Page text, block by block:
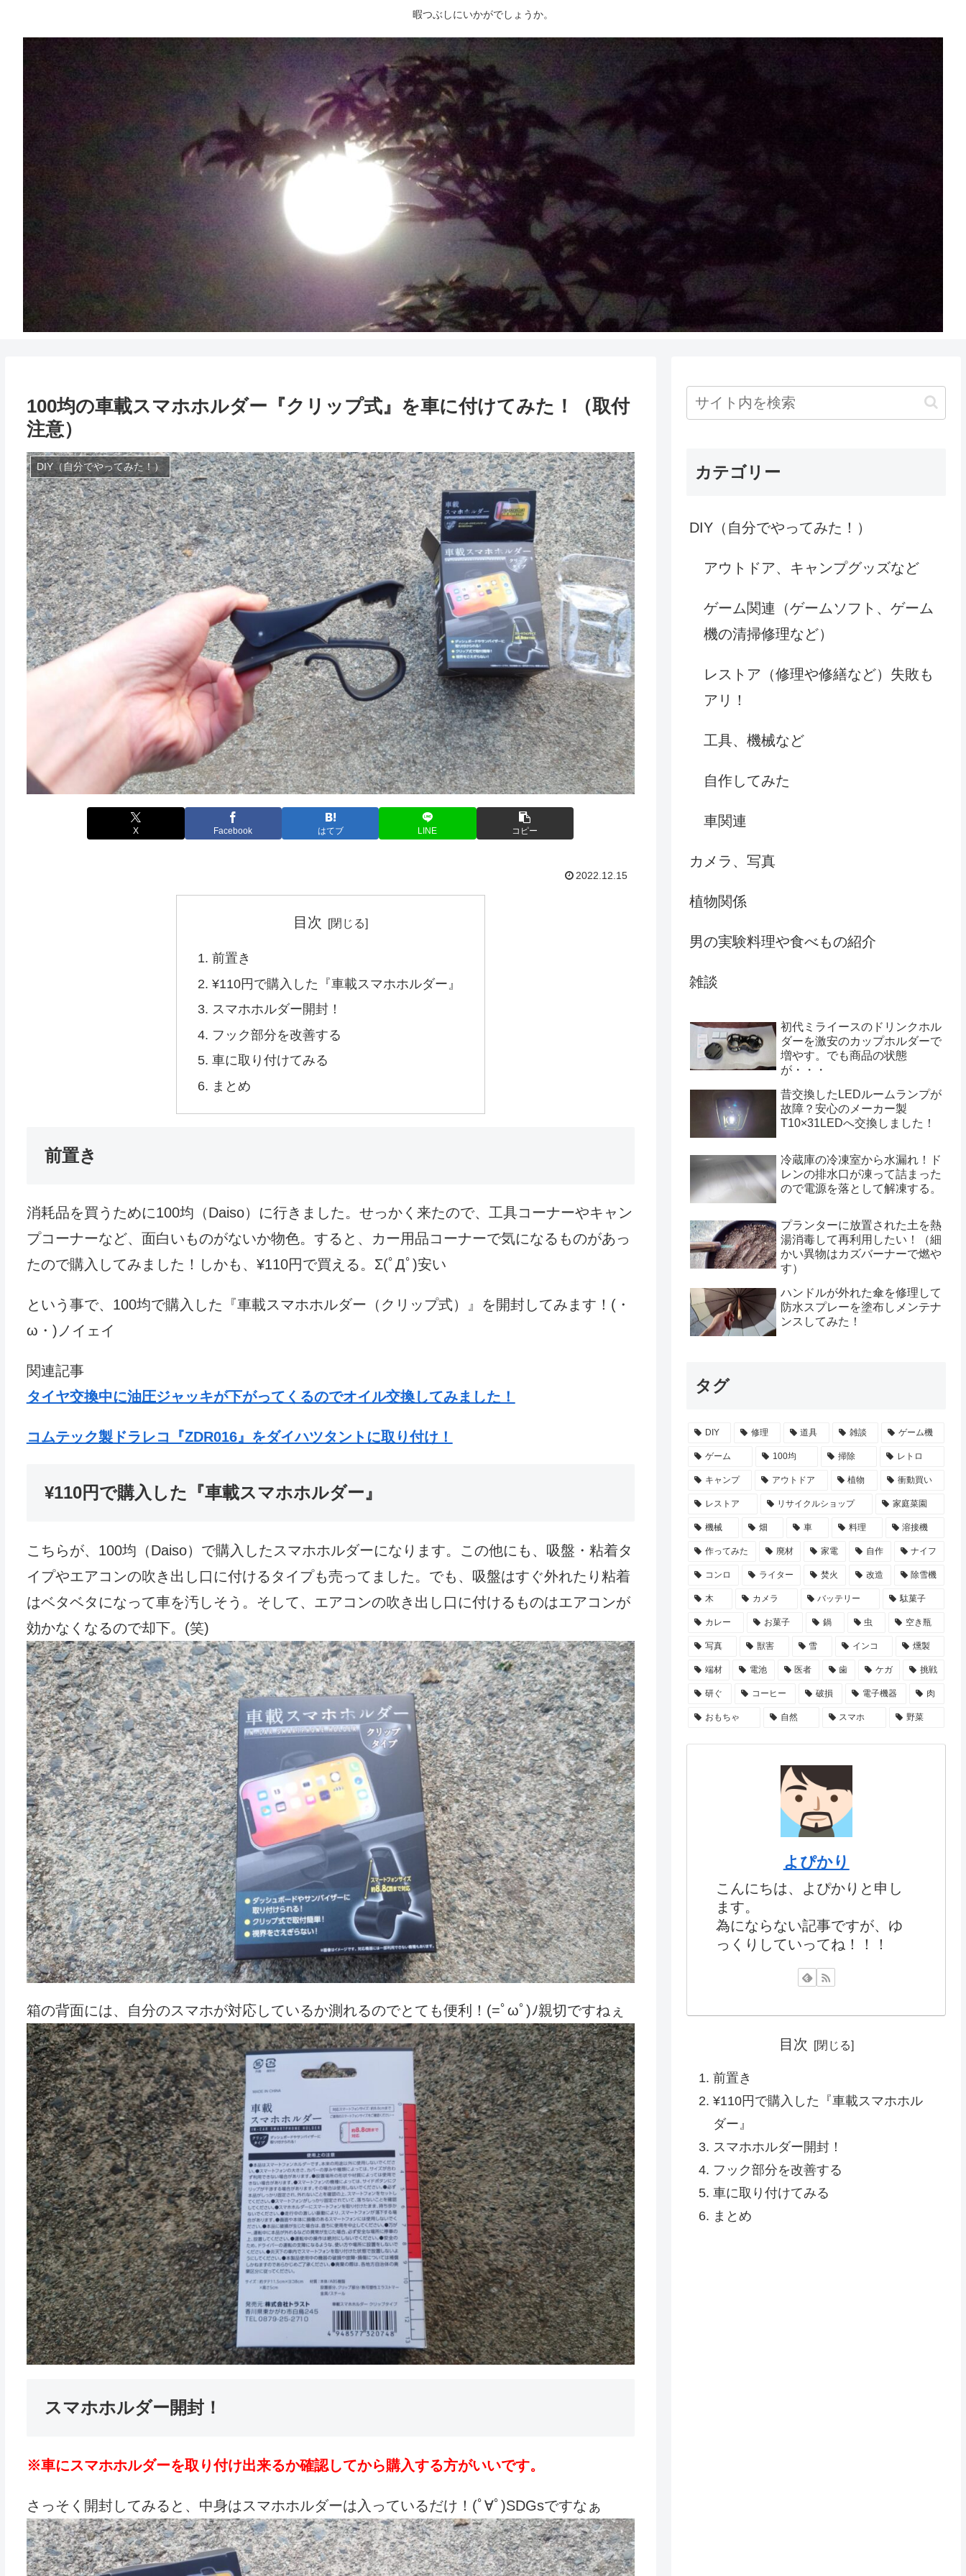
暇つぶしにいかがでしょうか。
100均の車載スマホホルダー『クリップ式』を車に付けてみた！（取付
注意）
DIY（自分でやってみた！）
X Facebook はてブ LINE コピー
2022.12.15
目次
前置き
¥110円で購入した『車載スマホホルダー』
スマホホルダー開封！
フック部分を改善する
車に取り付けてみる
まとめ
前置き
消耗品を買うために100均（Daiso）に行きました。せっかく来たので、工具コーナーやキャン
プコーナーなど、面白いものがないか物色。すると、カー用品コーナーで気になるものがあっ
たので購入してみました！しかも、¥110円で買える。Σ(ﾟДﾟ)安い
という事で、100均で購入した『車載スマホホルダー（クリップ式）』を開封してみます！(・
ω・)ノイェイ
関連記事
タイヤ交換中に油圧ジャッキが下がってくるのでオイル交換してみました！
コムテック製ドラレコ『ZDR016』をダイハツタントに取り付け！
¥110円で購入した『車載スマホホルダー』
こちらが、100均（Daiso）で購入したスマホホルダーになります。この他にも、吸盤・粘着タ
イプやエアコンの吹き出し口に付けるタイプも売ってました。でも、吸盤はすぐ外れたり粘着
はベタベタになって車を汚しそう。そして、エアコンの吹き出し口に付けるものはエアコンが
効かなくなるので却下。(笑)
箱の背面には、自分のスマホが対応しているか測れるのでとても便利！(=ﾟωﾟ)ﾉ親切ですねぇ
スマホホルダー開封！
※車にスマホホルダーを取り付け出来るか確認してから購入する方がいいです。
さっそく開封してみると、中身はスマホホルダーは入っているだけ！(ﾟ∀ﾟ)SDGsですなぁ
カテゴリー
DIY（自分でやってみた！）
アウトドア、キャンプグッズなど
ゲーム関連（ゲームソフト、ゲーム
機の清掃修理など）
レストア（修理や修繕など）失敗も
アリ！
工具、機械など
自作してみた
車関連
カメラ、写真
植物関係
男の実験料理や食べもの紹介
雑談
初代ミライースのドリンクホル
ダーを激安のカップホルダーで
増やす。でも商品の状態
が・・・
昔交換したLEDルームランプが
故障？安心のメーカー製
T10×31LEDへ交換しました！
冷蔵庫の冷凍室から水漏れ！ド
レンの排水口が凍って詰まった
ので電源を落として解凍する。
プランターに放置された土を熱
湯消毒して再利用したい！（細
かい異物はカズバーナーで燃や
す）
ハンドルが外れた傘を修理して
防水スプレーを塗布しメンテナ
ンスしてみた！
タグ
DIY 修理 道具 雑談 ゲーム機
ゲーム 100均 掃除 レトロ
キャンプ アウトドア 植物 衝動買い
レストア リサイクルショップ 家庭菜園
機械 畑 車 料理 溶接機
作ってみた 廃材 家電 自作 ナイフ
コンロ ライター 焚火 改造 除雪機
木 カメラ バッテリー 駄菓子
カレー お菓子 鍋 虫 空き瓶
写真 獣害 雪 インコ 燻製
端材 電池 医者 歯 ケガ 挑戦
研ぐ コーヒー 破損 電子機器 肉
おもちゃ 自然 スマホ 野菜
よぴかり
こんにちは、よぴかりと申し
ます。
為にならない記事ですが、ゆ
っくりしていってね！！！
目次
前置き
¥110円で購入した『車載スマホホル
ダー』
スマホホルダー開封！
フック部分を改善する
車に取り付けてみる
まとめ